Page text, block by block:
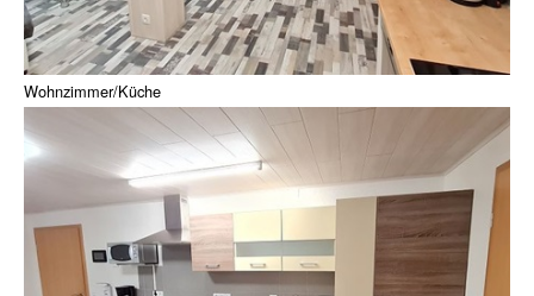
Wohnzimmer/Küche